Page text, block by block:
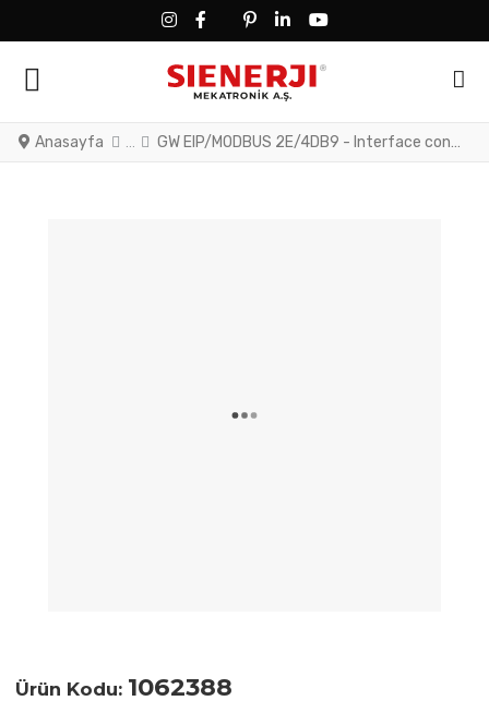
FACEBOOK SOCIAL LINK
FACEBOOK SOCIAL LINK
TWITTER SOCIAL LINK
PINTEREST SOCIAL LINK
LINKEDIN SOCIAL LINK
YOUTUBE SOCIAL LINK
Anasayfa GW EIP/MODBUS 2E/4DB9 - Interface convertersThe GW EIP/MODBUS... enables two-way communication between EtherNet/IP™ and Modbus protocols. Includes two RJ45 ports and four D-SUB 9 ports.
Ürün Kodu: 1062388